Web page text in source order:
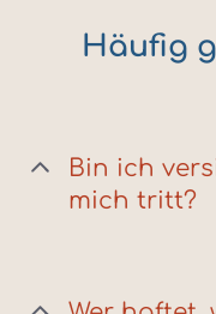
Häufig
Bin ich
mich tritt?